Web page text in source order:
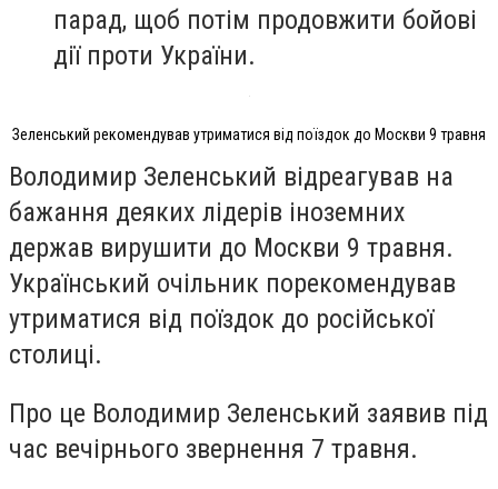
парад, щоб потім продовжити бойові
дії проти України.
Зеленський рекомендував утриматися від поїздок до Москви 9 травня
Володимир Зеленський відреагував на
бажання деяких лідерів іноземних
держав вирушити до Москви 9 травня.
Український очільник порекомендував
утриматися від поїздок до російської
столиці.
Про це Володимир Зеленський заявив під
час вечірнього звернення 7 травня.